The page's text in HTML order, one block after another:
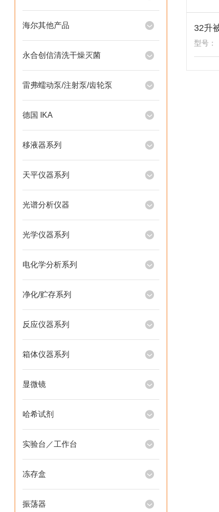
海尔其他产品
永合创信清洗干燥灭菌
雷弗蠕动泵/注射泵/齿轮泵
德国 IKA
移液器系列
天平仪器系列
光谱分析仪器
光学仪器系列
电化学分析系列
净化/贮存系列
反应仪器系列
箱体仪器系列
显微镜
哈希试剂
实验台／工作台
冻存盒
振荡器
型号：